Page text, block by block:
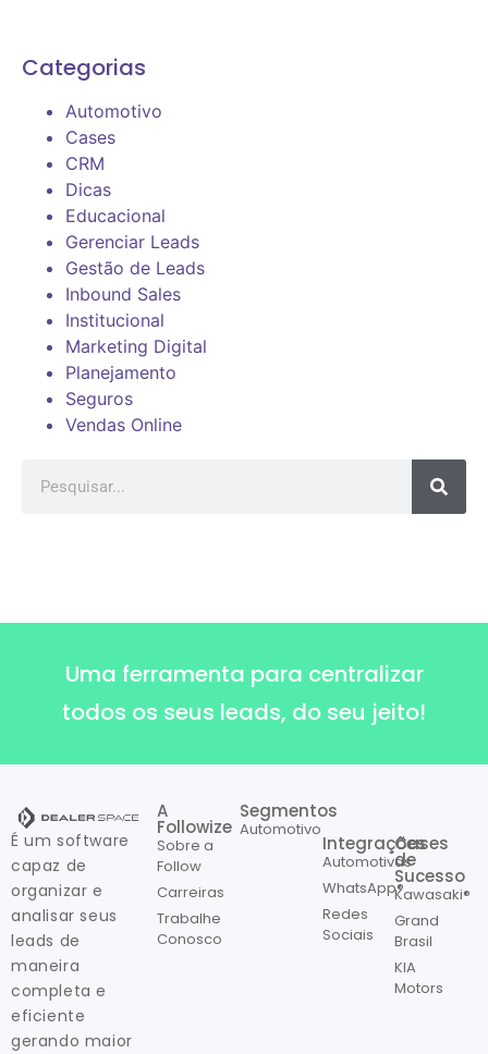
Categorias
Automotivo
Cases
CRM
Dicas
Educacional
Gerenciar Leads
Gestão de Leads
Inbound Sales
Institucional
Marketing Digital
Planejamento
Seguros
Vendas Online
Uma ferramenta para centralizar
todos os seus leads, do seu jeito!
É um software
capaz de
organizar e
analisar seus
leads de
maneira
completa e
eficiente
gerando maior
A
Followize
Sobre a
Follow
Carreiras
Trabalhe
Conosco
Segmentos
Automotivo
Integrações
Automotivas
WhatsApp®
Redes
Sociais
Cases
de
Sucesso
Kawasaki®
Grand
Brasil
KIA
Motors